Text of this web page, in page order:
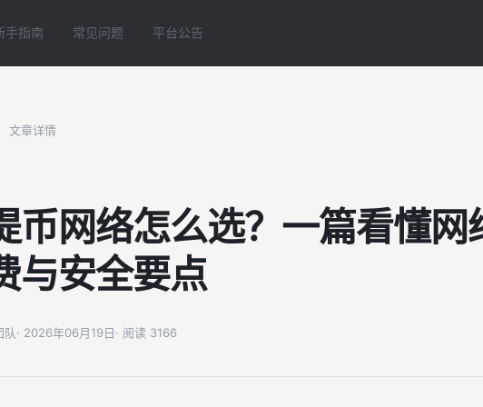
手指南 常见问题 平台公告
文章详情
币网络怎么选？一篇看懂网
与安全要点
队· 2026年06月19日· 阅读 3166